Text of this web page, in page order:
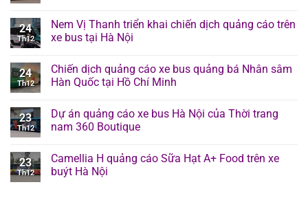
24
Th12
Nem Vị Thanh triển khai chiến dịch quảng cáo trên
xe bus tại Hà Nội
24
Th12
Chiến dịch quảng cáo xe bus quảng bá Nhân sâm
Hàn Quốc tại Hồ Chí Minh
23
Th12
Dự án quảng cáo xe bus Hà Nội của Thời trang
nam 360 Boutique
23
Th12
Camellia H quảng cáo Sữa Hạt A+ Food trên xe
buýt Hà Nội